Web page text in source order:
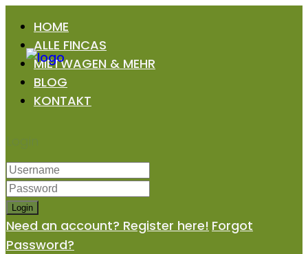
HOME
ALLE FINCAS
MIETWAGEN & MEHR
BLOG
KONTAKT
Login
Login
Need an account? Register here! Forgot
Password?